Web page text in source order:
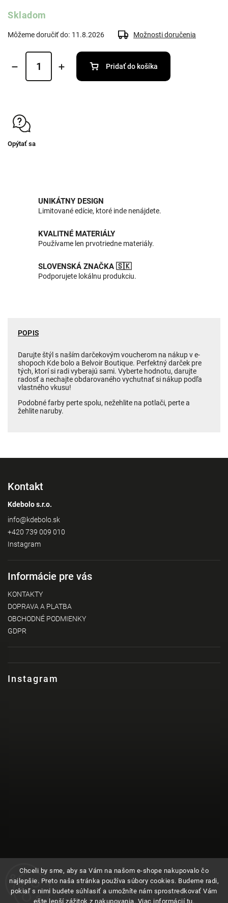
Chceli by sme, aby sa Vám na našom e-shope nakupovalo čo
najlepšie. Preto naša stránka používa súbory cookies. Budeme radi,
pokiaľ s nimi budete súhlasiť a umožníte nám sprostredkovať Vám
ešte lepší zážitok z nakupovania. Viac informácií tu.
Skladom
Môžeme doručiť do: 11.8.2026 Možnosti doručenia
Pridať do košíka
Opýtať sa
UNIKÁTNY DESIGN
Limitované edície, ktoré inde nenájdete.
KVALITNÉ MATERIÁLY
Používame len prvotriedne materiály.
SLOVENSKÁ ZNAČKA 🇸🇰
Podporujete lokálnu produkciu.
POPIS
Darujte štýl s naším darčekovým voucherom na nákup v e-
shopoch Kde bolo a Belvoir Boutique. Perfektný darček pre
tých, ktorí si radi vyberajú sami. Vyberte hodnotu, darujte
radosť a nechajte obdarovaného vychutnať si nákup podľa
vlastného vkusu!
Podobné farby perte spolu, nežehlite na potlači, perte a
žehlite naruby.
Instagram
Kontakt
Kdebolo s.r.o.
info@kdebolo.sk
+420 739 009 010
Instagram
Informácie pre vás
KONTAKTY
DOPRAVA A PLATBA
OBCHODNÉ PODMIENKY
GDPR